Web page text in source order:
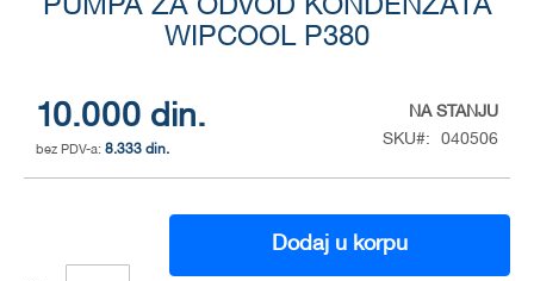
PUMPA ZA ODVOD KONDENZATA
WIPCOOL P380
10.000 din.
8.333 din.
NA STANJU
SKU
040506
Dodaj u korpu
the
images
gallery